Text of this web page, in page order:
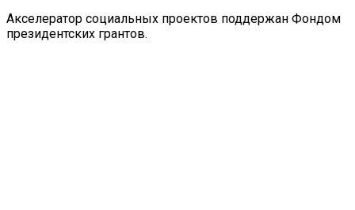
Акселератор социальных проектов поддержан Фондом
президентских грантов.